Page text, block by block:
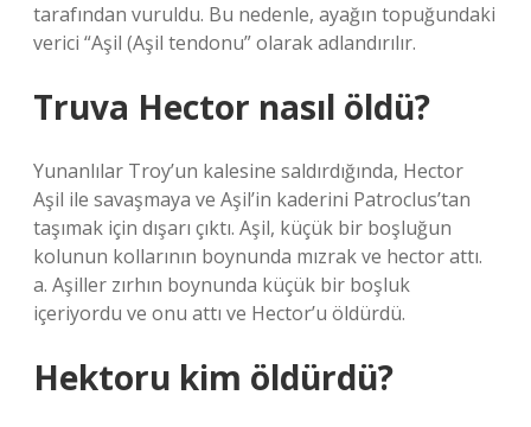
tarafından vuruldu. Bu nedenle, ayağın topuğundaki
verici “Aşil (Aşil tendonu” olarak adlandırılır.
Truva Hector nasıl öldü?
Yunanlılar Troy’un kalesine saldırdığında, Hector
Aşil ile savaşmaya ve Aşil’in kaderini Patroclus’tan
taşımak için dışarı çıktı. Aşil, küçük bir boşluğun
kolunun kollarının boynunda mızrak ve hector attı.
a. Aşiller zırhın boynunda küçük bir boşluk
içeriyordu ve onu attı ve Hector’u öldürdü.
Hektoru kim öldürdü?